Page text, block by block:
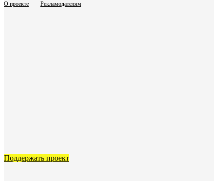
О проекте Рекламодателям
Поддержать проект